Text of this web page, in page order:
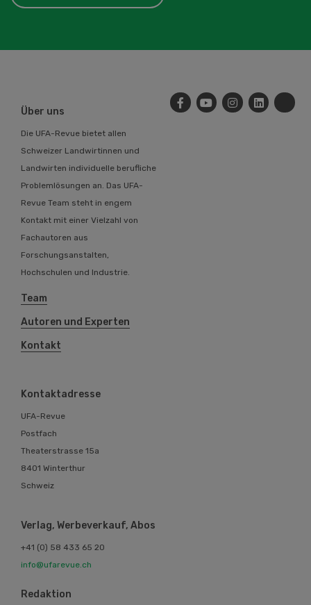
Über uns
Die UFA-Revue bietet allen
Schweizer Landwirtinnen und
Landwirten individuelle berufliche
Problemlösungen an. Das UFA-
Revue Team steht in engem
Kontakt mit einer Vielzahl von
Fachautoren aus
Forschungsanstalten,
Hochschulen und Industrie.
Team
Autoren und Experten
Kontakt
Kontaktadresse
UFA-Revue
Postfach
Theaterstrasse 15a
8401 Winterthur
Schweiz
Verlag, Werbeverkauf, Abos
+41 (0) 58 433 65 20
info@ufarevue.ch
Redaktion